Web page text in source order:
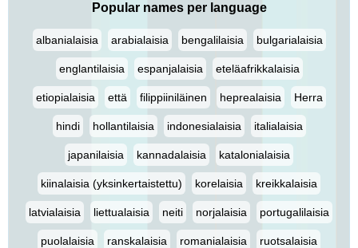
Popular names per language
albanialaisia arabialaisia bengalilaisia bulgarialaisia
englantilaisia espanjalaisia eteläafrikkalaisia
etiopialaisia että filippiiniläinen heprealaisia Herra
hindi hollantilaisia indonesialaisia italialaisia
japanilaisia kannadalaisia katalonialaisia
kiinalaisia (yksinkertaistettu) korelaisia kreikkalaisia
latvialaisia liettualaisia neiti norjalaisia portugalilaisia
puolalaisia ranskalaisia romanialaisia ruotsalaisia